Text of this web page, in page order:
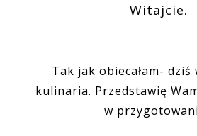
Witajcie.
Tak jak obiecałam- dziś
kulinaria. Przedstawię
w